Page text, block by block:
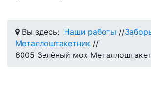
Вы здесь: Наши работы //
Металлоштакетник //
6005 Зелёный мох